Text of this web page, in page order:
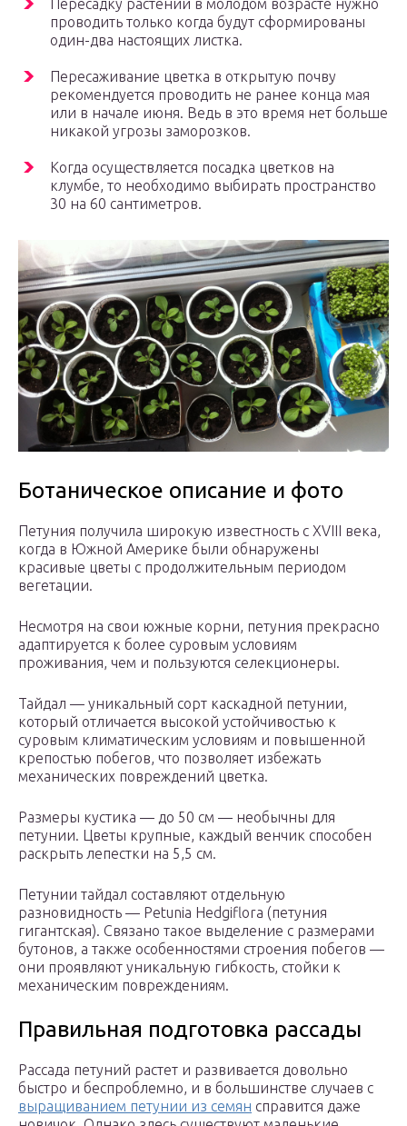
Пересадку растений в молодом возрасте нужно
проводить только когда будут сформированы
один-два настоящих листка.
Пересаживание цветка в открытую почву
рекомендуется проводить не ранее конца мая
или в начале июня. Ведь в это время нет больше
никакой угрозы заморозков.
Когда осуществляется посадка цветков на
клумбе, то необходимо выбирать пространство
30 на 60 сантиметров.
Ботаническое описание и фото
Петуния получила широкую известность с XVIII века,
когда в Южной Америке были обнаружены
красивые цветы с продолжительным периодом
вегетации.
Несмотря на свои южные корни, петуния прекрасно
адаптируется к более суровым условиям
проживания, чем и пользуются селекционеры.
Тайдал — уникальный сорт каскадной петунии,
который отличается высокой устойчивостью к
суровым климатическим условиям и повышенной
крепостью побегов, что позволяет избежать
механических повреждений цветка.
Размеры кустика — до 50 см — необычны для
петунии. Цветы крупные, каждый венчик способен
раскрыть лепестки на 5,5 см.
Петунии тайдал составляют отдельную
разновидность — Petunia Hedgiflora (петуния
гигантская). Связано такое выделение с размерами
бутонов, а также особенностями строения побегов —
они проявляют уникальную гибкость, стойки к
механическим повреждениям.
Правильная подготовка рассады
Рассада петуний растет и развивается довольно
быстро и беспроблемно, и в большинстве случаев с
выращиванием петунии из семян справится даже